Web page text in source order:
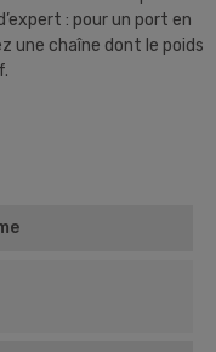
: pour un port en
une chaîne dont le poids